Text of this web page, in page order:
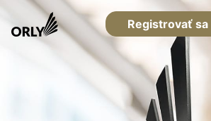
Registrovať sa